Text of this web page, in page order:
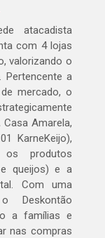
atacadista
com 4 lojas
valorizando o
Pertencente a
mercado, o
Amarela,
KarneKeijo),
produtos
queijos) e a
Com uma
Deskontão
a famílias e
nas compras